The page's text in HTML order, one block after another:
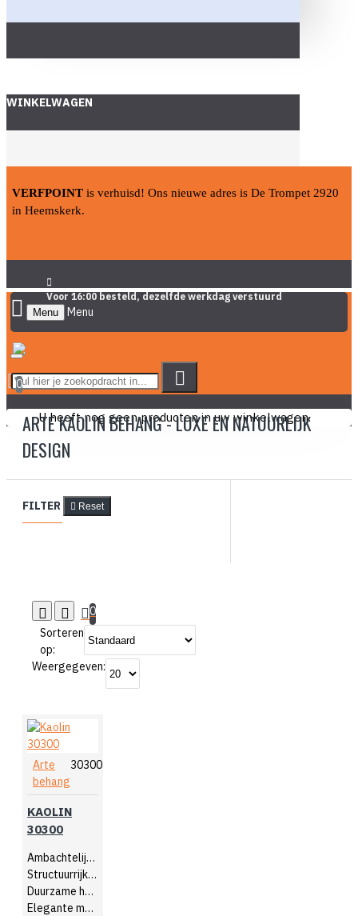
WINKELWAGEN
VERFPOINT is verhuisd! Ons nieuwe adres is De Trompet 2920
in Heemskerk.
Voor 16:00 besteld, dezelfde werkdag verstuurd
Menu
0
U heeft nog geen producten in uw winkelwagen.
ARTE KAOLIN BEHANG - LUXE EN NATUURLIJK
DESIGN
FILTER Reset
0
Sorteren
op:
Weergegeven:
Arte
behang
30300
KAOLIN
30300
Ambachtelijk design
Structuurrijk reliëf
Duurzame hoogwaardige kwaliteit
Elegante muurdecoratie